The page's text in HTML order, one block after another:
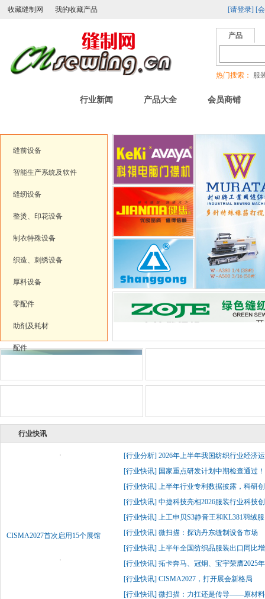
收藏缝制网 我的收藏产品 [请登录] [
产品
热门搜索： 服
行业新闻 产品大全 会员商铺
缝前设备
智能生产系统及软件
缝纫设备
整烫、印花设备
制衣特殊设备
织造、刺绣设备
厚料设备
零配件
助剂及耗材
配件
行业快讯
CISMA2027首次启用15个展馆
[行业分析] 2026年上半年我国纺织行业经济
[行业快讯] 国家重点研发计划中期检查通过
[行业快讯] 上半年行业专利数据披露，科研
[行业快讯] 中捷科技亮相2026服装行业科技
[行业快讯] 上工申贝S3静音王和KL381羽绒
[行业快讯] 微扫描：探访丹东缝制设备市场
[行业快讯] 上半年全国纺织品服装出口同比
[行业快讯] 拓卡奔马、冠炯、宝宇荣膺2025
[行业快讯] CISMA2027，打开展会新格局
[行业快讯] 微扫描：力扛还是传导——原材